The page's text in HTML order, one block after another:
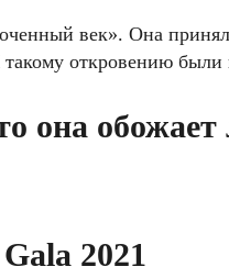
век». Она
откровению были
она
2021